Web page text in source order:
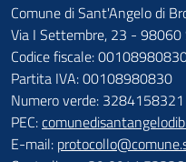
Comune di Sant'Angelo di
Via I Settembre, 23 - 98060
Codice fiscale:
Partita IVA: 00108980830
Numero verde: 3284158321
PEC:
E-mail: